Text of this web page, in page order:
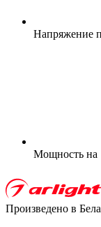
Напряжение
Мощность на
Произведено в